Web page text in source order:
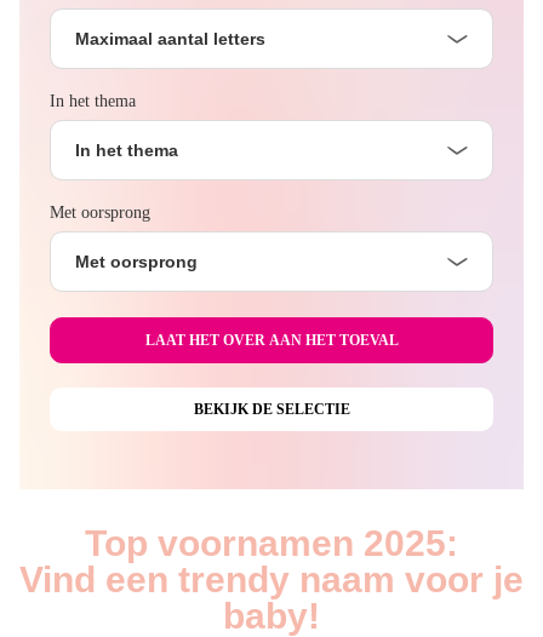
Maximaal aantal letters
In het thema
In het thema
Met oorsprong
Met oorsprong
Top voornamen 2025:
Vind een trendy naam voor je
baby!